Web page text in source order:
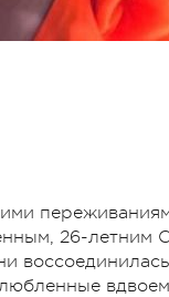
26-летним